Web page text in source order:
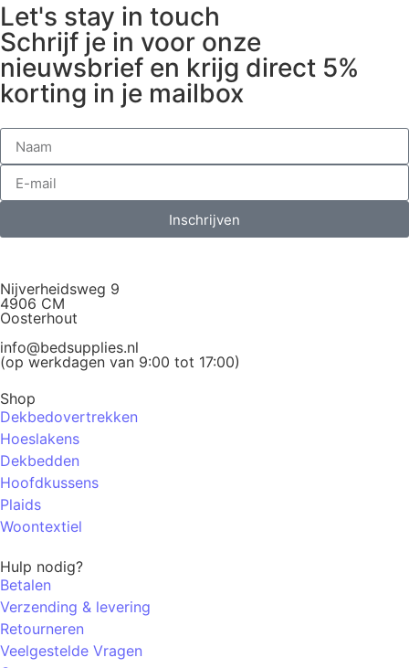
Let's stay in touch
Schrijf je in voor onze
nieuwsbrief en krijg direct 5%
korting in je mailbox
Inschrijven
Nijverheidsweg 9
4906 CM
Oosterhout
info@bedsupplies.nl
(op werkdagen van 9:00 tot 17:00)
Shop
Dekbedovertrekken
Hoeslakens
Dekbedden
Hoofdkussens
Plaids
Woontextiel
Hulp nodig?
Betalen
Verzending & levering
Retourneren
Veelgestelde Vragen